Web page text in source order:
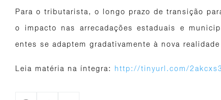
Para o tributarista, o longo prazo de transição
o impacto nas arrecadações estaduais e
entes se adaptem gradativamente à nova
Leia matéria na íntegra: http://tinyurl.com/